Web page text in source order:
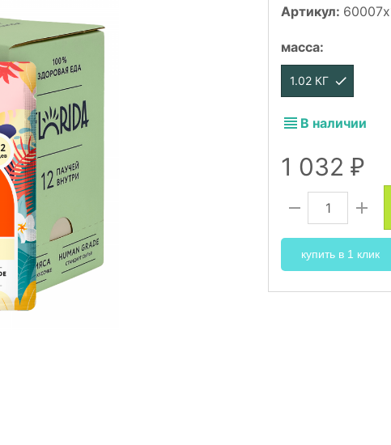
Артикул:
масса:
1.02 КГ
В наличии
1 032 ₽
купить в 1 клик